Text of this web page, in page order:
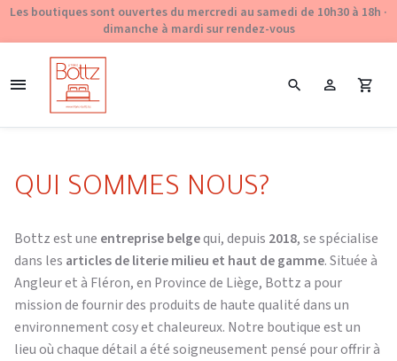
Les boutiques sont ouvertes du mercredi au samedi de 10h30 à 18h ·
dimanche à mardi sur rendez-vous
QUI SOMMES NOUS?
Bottz est une entreprise belgequi, depuis 2018, se spécialise
dans les articles de literie milieu et haut de gamme. Située à
Angleur et à Fléron, en Province de Liège, Bottz a pour
mission de fournir des produits de haute qualité dans un
environnement cosy et chaleureux. Notre boutique est un
lieu où chaque détail a été soigneusement pensé pour offrir à